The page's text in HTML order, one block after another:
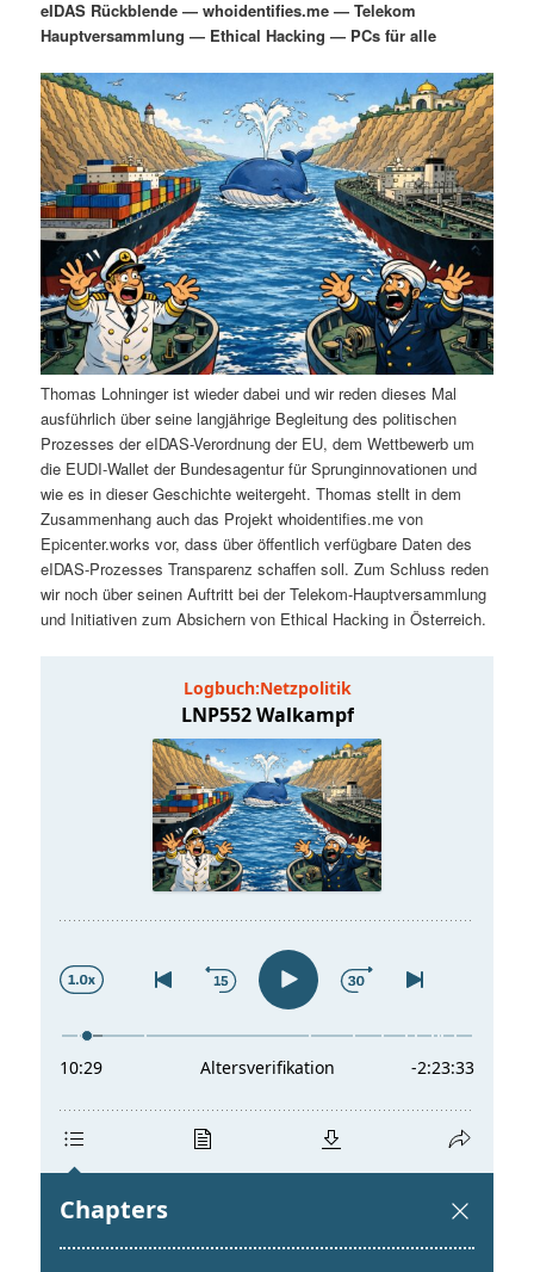
m
ä
r
e
n
I
n
h
a
l
t
s
n
u
n
d
ä
r
e
n
I
n
h
a
g
n
s
n
a
v
i
g
a
t
i
o
n
eIDAS Rückblende — whoidentifies.me — Telekom
Hauptversammlung — Ethical Hacking — PCs für alle
Thomas Lohninger ist wieder dabei und wir reden dieses Mal
ausführlich über seine langjährige Begleitung des politischen
Prozesses der eIDAS-Verordnung der EU, dem Wettbewerb um
die EUDI-Wallet der Bundesagentur für Sprunginnovationen und
wie es in dieser Geschichte weitergeht. Thomas stellt in dem
Zusammenhang auch das Projekt whoidentifies.me von
Epicenter.works vor, dass über öffentlich verfügbare Daten des
eIDAS-Prozesses Transparenz schaffen soll. Zum Schluss reden
wir noch über seinen Auftritt bei der Telekom-Hauptversammlung
und Initiativen zum Absichern von Ethical Hacking in Österreich.